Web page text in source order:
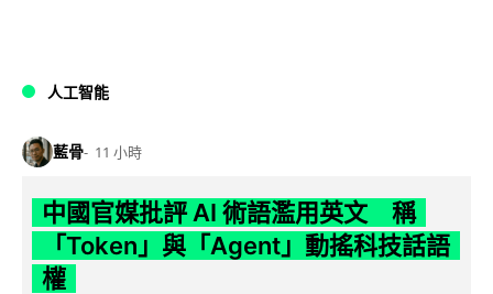
人工智能
藍骨 11 小時
中國官媒批評 AI 術語濫用英文 稱
「Token」與「Agent」動搖科技話語
權